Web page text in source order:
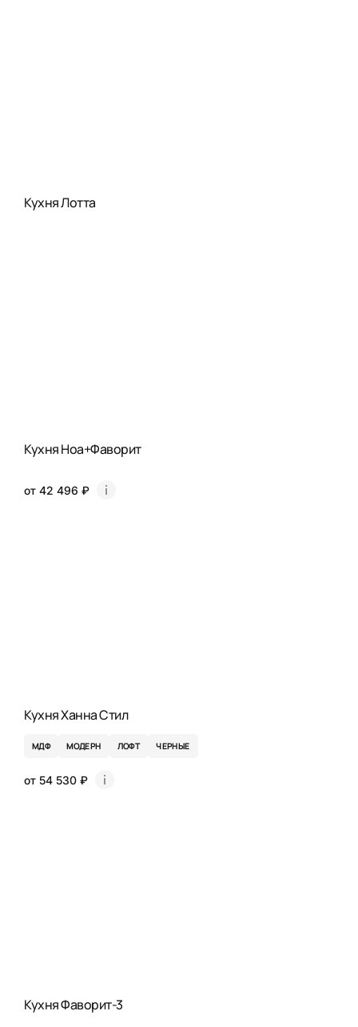
Кухня Лотта
Кухня Ноа+Фаворит
от 42 496 ₽
Кухня Ханна Стил
МДФ МОДЕРН ЛОФТ ЧЕРНЫЕ
от 54 530 ₽
Кухня Фаворит-3